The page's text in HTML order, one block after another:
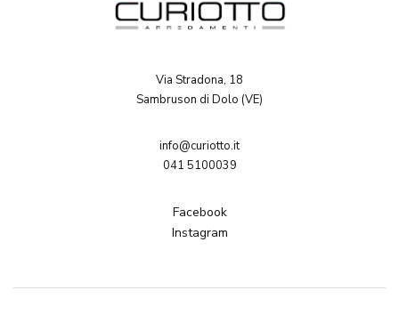
Via Stradona, 18
Sambruson di Dolo (VE)
info@curiotto.it
041 5100039
Facebook
Instagram